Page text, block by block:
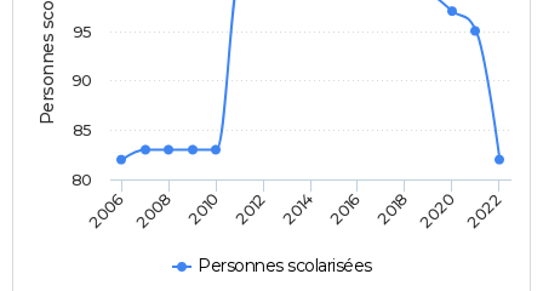
Personnes scolarisées
2006 2008 2010 2012 2014 2016 2018 2020 2022
80
85
90
95